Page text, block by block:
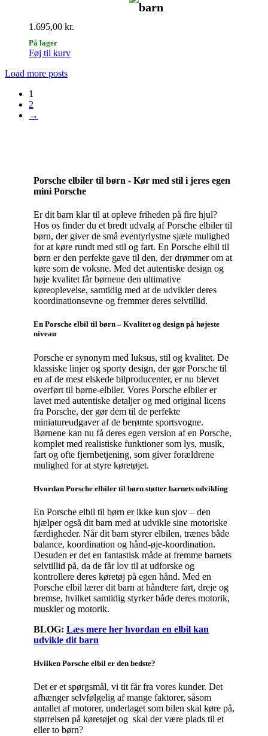
barn
1.695,00 kr.
På lager
Føj til kurv
Load more posts
1
2
→
Porsche elbiler til børn - Kør med stil i jeres egen
mini Porsche
Er dit barn klar til at opleve friheden på fire hjul?
Hos os finder du et bredt udvalg af Porsche elbiler til
børn, der giver de små eventyrlystne sjæle mulighed
for at køre rundt med stil og fart. En Porsche elbil til
børn er den perfekte gave til den, der drømmer om at
køre som de voksne. Med det autentiske design og
høje kvalitet får børnene den ultimative
køreoplevelse, samtidig med at de udvikler deres
koordinationsevne og fremmer deres selvtillid.
En Porsche elbil til børn – Kvalitet og design på højeste
niveau
Porsche er synonym med luksus, stil og kvalitet. De
klassiske linjer og sporty design, der gør Porsche til
en af de mest elskede bilproducenter, er nu blevet
overført til børne-elbiler. Vores Porsche elbiler er
lavet med autentiske detaljer og med original licens
fra Porsche, der gør dem til de perfekte
miniatureudgaver af de berømte sportsvogne.
Børnene kan nu få deres egen version af en Porsche,
komplet med realistiske funktioner som lys, musik,
fart og ofte fjernbetjening, som giver forældrene
mulighed for at styre køretøjet.
Hvordan Porsche elbiler til børn støtter barnets udvikling
En Porsche elbil til børn er ikke kun sjov – den
hjælper også dit barn med at udvikle sine motoriske
færdigheder. Når dit barn styrer elbilen, trænes både
balance, koordination og hånd-øje-koordination.
Desuden er det en fantastisk måde at fremme barnets
selvtillid på, da de får lov til at udforske og
kontrollere deres køretøj på egen hånd. Med en
Porsche elbil lærer dit barn at håndtere fart, dreje og
bremse, hvilket samtidig styrker både deres motorik,
muskler og motorik.
BLOG: Læs mere her hvordan en elbil kan
udvikle dit barn
Hvilken Porsche elbil er den bedste?
Det er et spørgsmål, vi tit får fra vores kunder. Det
afhænger selvfølgelig af mange faktorer, såsom
antallet af motorer, underlaget som bilen skal køre på,
størrelsen på køretøjet og skal der være plads til et
eller to børn?